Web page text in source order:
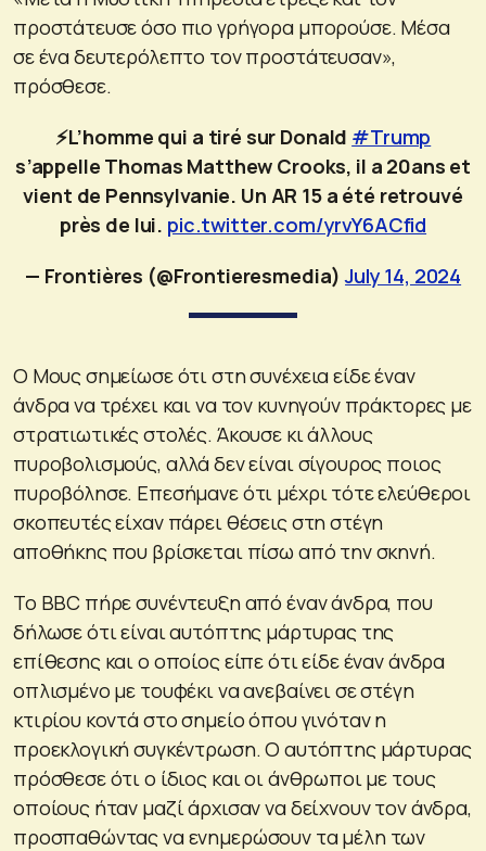
προστάτευσε όσο πιο γρήγορα μπορούσε. Μέσα
σε ένα δευτερόλεπτο τον προστάτευσαν»,
πρόσθεσε.
⚡️L’homme qui a tiré sur Donald #Trump
s’appelle Thomas Matthew Crooks, il a 20ans et
vient de Pennsylvanie. Un AR 15 a été retrouvé
près de lui. pic.twitter.com/yrvY6ACfid
— Frontières (@Frontieresmedia)July 14, 2024
Ο Μους σημείωσε ότι στη συνέχεια είδε έναν
άνδρα να τρέχει και να τον κυνηγούν πράκτορες με
στρατιωτικές στολές. Άκουσε κι άλλους
πυροβολισμούς, αλλά δεν είναι σίγουρος ποιος
πυροβόλησε. Επεσήμανε ότι μέχρι τότε ελεύθεροι
σκοπευτές είχαν πάρει θέσεις στη στέγη
αποθήκης που βρίσκεται πίσω από την σκηνή.
Το BBC πήρε συνέντευξη από έναν άνδρα, που
δήλωσε ότι είναι αυτόπτης μάρτυρας της
επίθεσης και ο οποίος είπε ότι είδε έναν άνδρα
οπλισμένο με τουφέκι να ανεβαίνει σε στέγη
κτιρίου κοντά στο σημείο όπου γινόταν η
προεκλογική συγκέντρωση. Ο αυτόπτης μάρτυρας
πρόσθεσε ότι ο ίδιος και οι άνθρωποι με τους
οποίους ήταν μαζί άρχισαν να δείχνουν τον άνδρα,
προσπαθώντας να ενημερώσουν τα μέλη των